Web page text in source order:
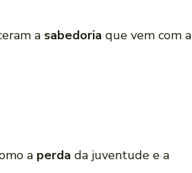
a sabedoria que vem com a
a perda da juventude e a